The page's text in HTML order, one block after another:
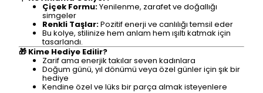
Çiçek Formu:Yenilenme, zarafet ve doğallığı
simgeler
Renkli Taşlar:Pozitif enerji ve canlılığı temsil eder
Bu kolye, stilinize hem anlam hem ışıltı katmak için
tasarlandı.
🎁 Kime Hediye Edilir?
Zarif ama enerjik takılar seven kadınlara
Doğum günü, yıl dönümü veya özel günler için şık bir
hediye
Kendine özel ve lüks bir parça almak isteyenlere